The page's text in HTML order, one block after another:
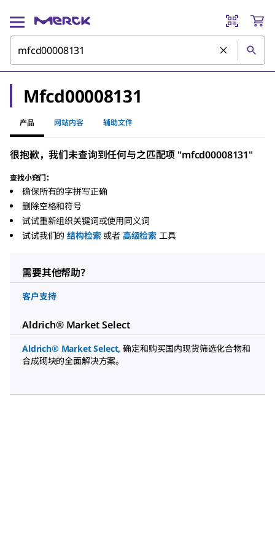
Mfcd00008131
产品 网站内容 辅助文件
很抱歉，我们未查询到任何与之匹配项 "mfcd00008131"
查找小窍门：
确保所有的字拼写正确
删除空格和符号
试试重新组织关键词或使用同义词
试试我们的 结构检索 或者 高级检索 工具
需要其他帮助？
客户支持
Aldrich® Market Select
Aldrich® Market Select, 确定和购买国内现货筛选化合物和
合成砌块的全面解决方案。